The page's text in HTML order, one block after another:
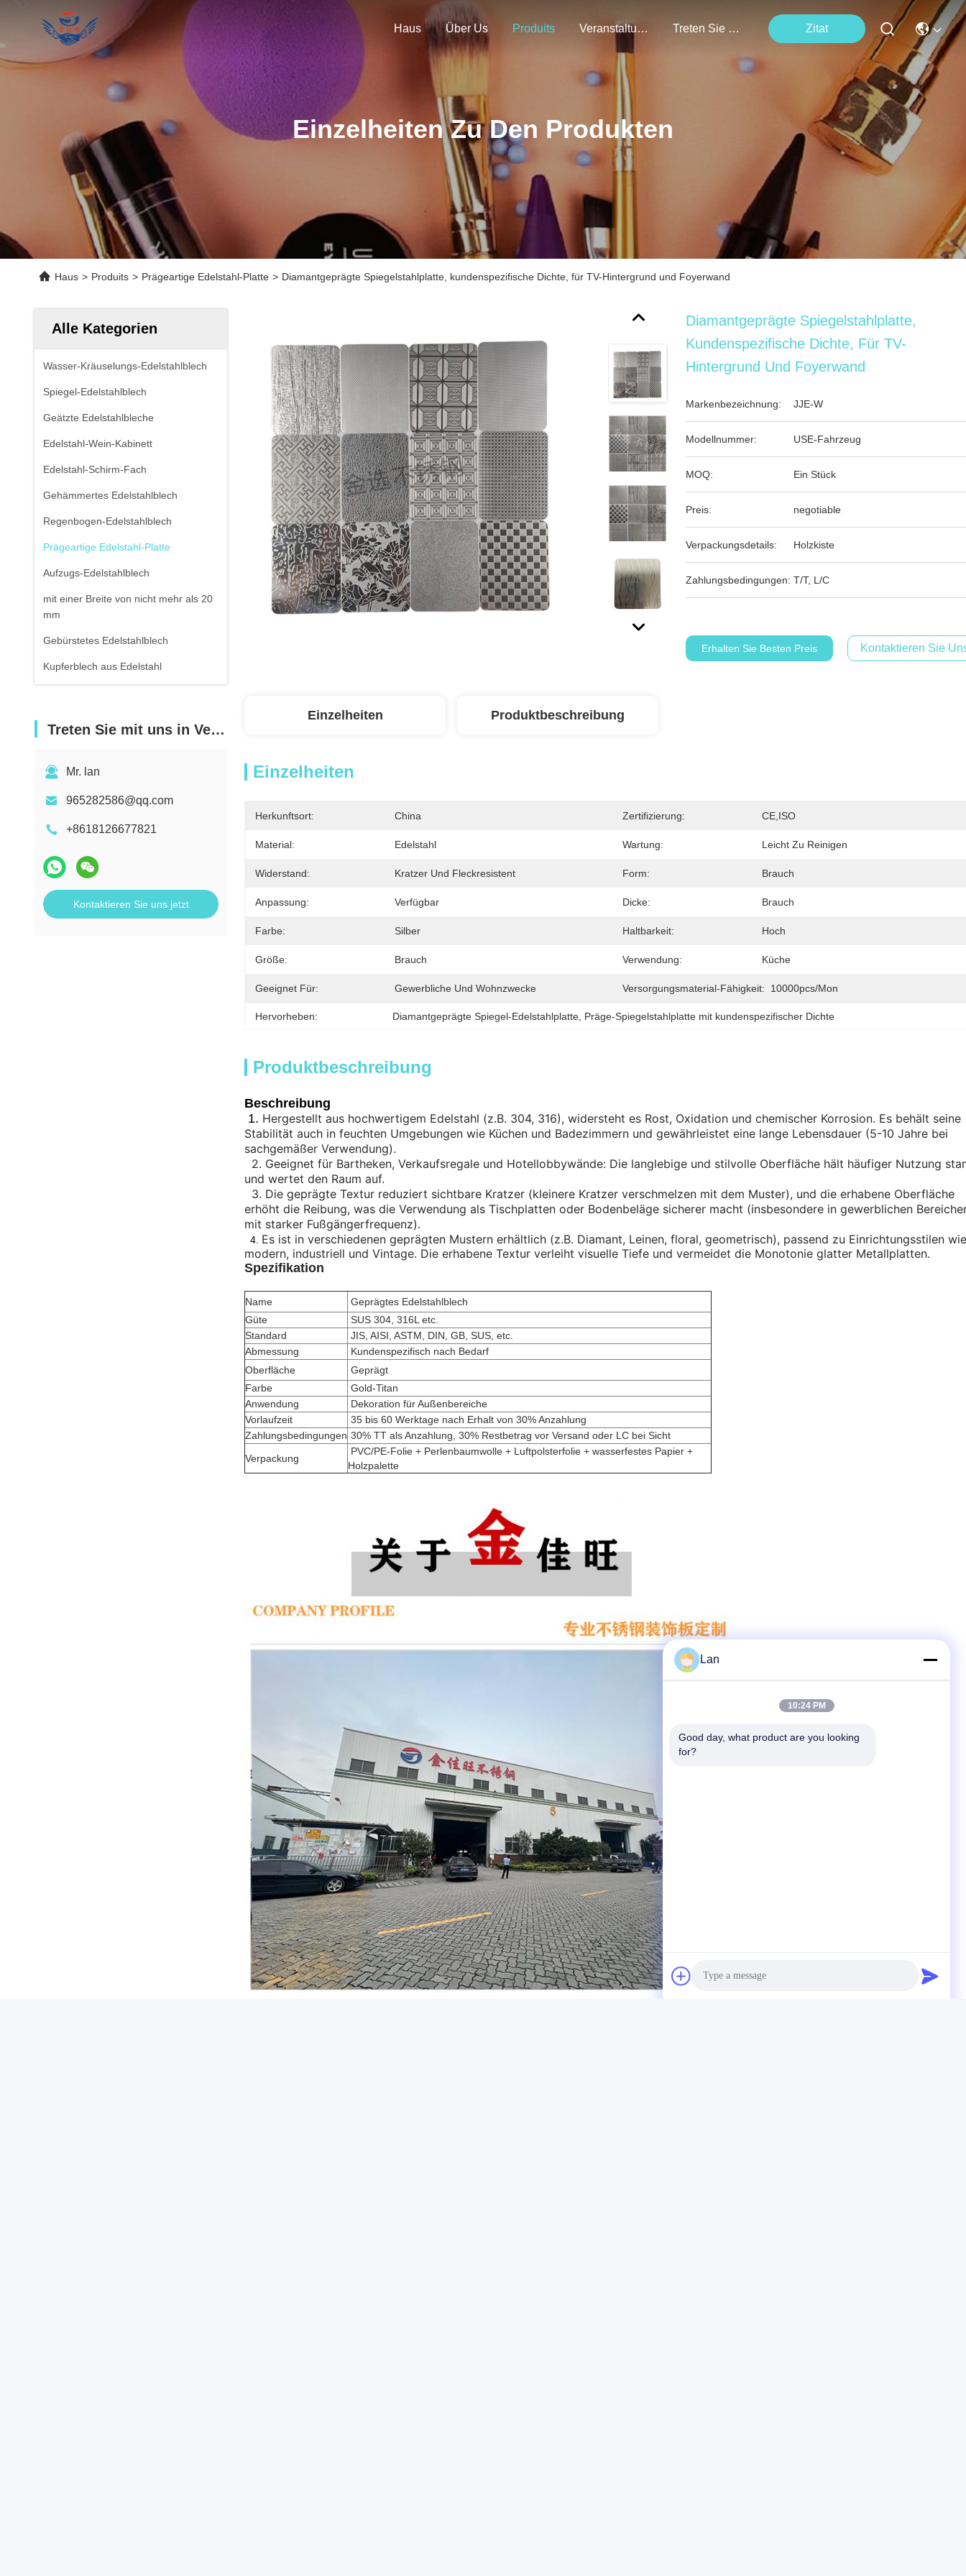
Haus Über Us Produits Veranstaltungen Treten Sie Mit Uns In Verbindung Zitat
Einzelheiten Zu Den Produkten
Haus > Produits > Prägeartige Edelstahl-Platte > Diamantgeprägte Spiegelstahlplatte, kundenspezifische Dichte, für TV-Hintergrund und Foyerwand
Alle Kategorien
Wasser-Kräuselungs-Edelstahlblech
Spiegel-Edelstahlblech
Geätzte Edelstahlbleche
Edelstahl-Wein-Kabinett
Edelstahl-Schirm-Fach
Gehämmertes Edelstahlblech
Regenbogen-Edelstahlblech
Prägeartige Edelstahl-Platte
Aufzugs-Edelstahlblech
mit einer Breite von nicht mehr als 20
mm
Gebürstetes Edelstahlblech
Kupferblech aus Edelstahl
Treten Sie mit uns in Verbindung
Mr. lan
965282586@qq.com
+8618126677821
Kontaktieren Sie uns jetzt
Diamantgeprägte Spiegelstahlplatte,
Kundenspezifische Dichte, Für TV-
Hintergrund Und Foyerwand
Markenbezeichnung: JJE-W
Modellnummer: USE-Fahrzeug
MOQ: Ein Stück
Preis: negotiable
Verpackungsdetails: Holzkiste
Zahlungsbedingungen: T/T, L/C
Erhalten Sie Besten Preis Kontaktieren Sie
Einzelheiten Produktbeschreibung
Einzelheiten
Herkunftsort: China Zertifizierung: CE,ISO
Material: Edelstahl Wartung: Leicht Zu Reinigen
Widerstand: Kratzer Und Fleckresistent Form: Brauch
Anpassung: Verfügbar Dicke: Brauch
Farbe: Silber Haltbarkeit: Hoch
Größe: Brauch Verwendung: Küche
Geeignet Für: Gewerbliche Und Wohnzwecke Versorgungsmaterial-Fähigkeit: 10000pcs/mon
Hervorheben: Diamantgeprägte Spiegel-Edelstahlplatte Präge-Spiegelstahlplatte mit kundenspezifischer Dichte
Produktbeschreibung
Beschreibung
1. Hergestellt aus hochwertigem Edelstahl (z.B. 304, 316), widersteht es Rost, Oxidation und chemischer Korrosion. Es behält seine
Stabilität auch in feuchten Umgebungen wie Küchen und Badezimmern und gewährleistet eine lange Lebensdauer (5-10 Jahre bei
sachgemäßer Verwendung).
2. Geeignet für Bartheken, Verkaufsregale und Hotellobbywände: Die langlebige und stilvolle Oberfläche hält häufiger Nutzung
und wertet den Raum auf.
3. Die geprägte Textur reduziert sichtbare Kratzer (kleinere Kratzer verschmelzen mit dem Muster), und die erhabene Oberfläche
erhöht die Reibung, was die Verwendung als Tischplatten oder Bodenbeläge sicherer macht (insbesondere in gewerblichen
mit starker Fußgängerfrequenz).
4. Es ist in verschiedenen geprägten Mustern erhältlich (z.B. Diamant, Leinen, floral, geometrisch), passend zu Einrichtungsstilen wie
modern, industriell und Vintage. Die erhabene Textur verleiht visuelle Tiefe und vermeidet die Monotonie glatter Metallplatten.
Spezifikation
Name
Geprägtes Edelstahlblech
Güte
SUS 304, 316L etc.
Standard
JIS, AISI, ASTM, DIN, GB, SUS, etc.
Abmessung
Kundenspezifisch nach Bedarf
Oberfläche
Geprägt
Farbe
Gold-Titan
Anwendung
Dekoration für Außenbereiche
Vorlaufzeit
35 bis 60 Werktage nach Erhalt von 30% Anzahlung
Zahlungsbedingungen 30% TT als Anzahlung, 30% Restbetrag vor Versand oder LC bei Sicht
Verpackung
PVC/PE-Folie + Perlenbaumwolle + Luftpolsterfolie + wasserfestes Papier +
Holzpalette
Lan
10:24 PM
Good day, what product are you looking
for?